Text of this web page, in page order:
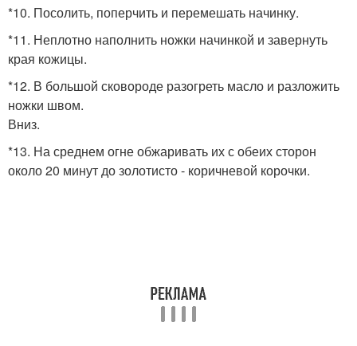
*10. Посолить, поперчить и перемешать начинку.
*11. Неплотно наполнить ножки начинкой и завернуть
края кожицы.
*12. В большой сковороде разогреть масло и разложить
ножки швом.
Вниз.
*13. На среднем огне обжаривать их с обеих сторон
около 20 минут до золотисто - коричневой корочки.